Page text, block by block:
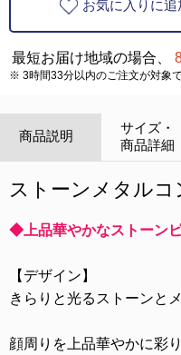
お気に入りに追
最短お届け地域の場合、
※ 3時間33分以内のご注文が対象で
商品説明
サイズ・
商品詳細
ストーンメタルコ
◆上品華やかなストーン
【デザイン】
きらりと光るストーンと
顔周りを上品華やかに彩り